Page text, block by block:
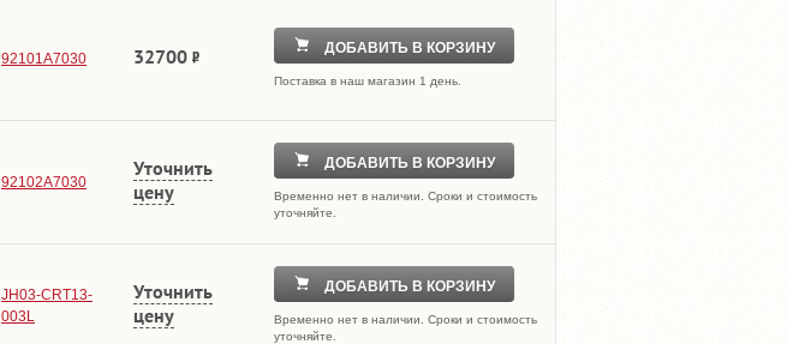
92101A7030 32700 ДОБАВИТЬ В КОРЗИНУ
Поставка в наш магазин 1 день.
92102A7030
Уточнить
цену
ДОБАВИТЬ В КОРЗИНУ
Временно нет в наличии. Сроки и стоимость
уточняйте.
JH03-CRT13-
003L
Уточнить
цену
ДОБАВИТЬ В КОРЗИНУ
Временно нет в наличии. Сроки и стоимость
уточняйте.